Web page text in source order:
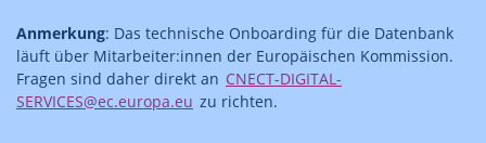
Anmerkung: Das technische Onboarding für die Datenbank
läuft über Mitarbeiter:innen der Europäischen Kommission.
Fragen sind daher direkt an CNECT-DIGITAL-
SERVICES@ec.europa.eu zu richten.